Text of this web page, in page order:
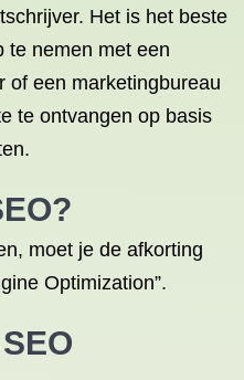
Het is het beste
te nemen met een
of een marketingbureau
te ontvangen op basis
moet je de afkorting
Optimization”.